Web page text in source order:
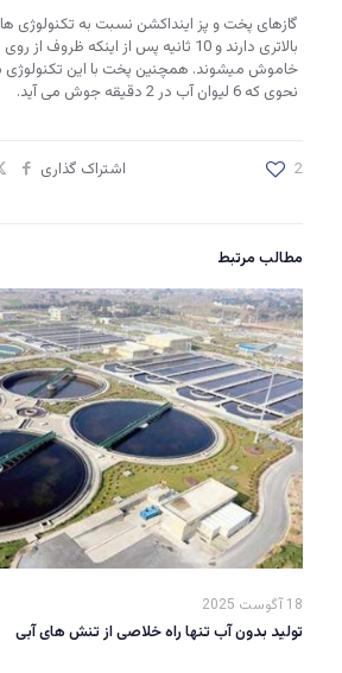
گازهای پخت و پز اینداکشن نسبت به تکنولوژی
بالاتری دارند و 10 ثانیه پس از اینکه
خاموش میشوند. همچنین پخت با این تکنولوژی
نحوی که 6 لیوان آب در 2 دقیقه جوش می آید.
اشتراک گذاری 2
مطالب مرتبط
18 آگوست 2025
تولید بدون آب تنها راه خلاصی از تنش های آبی